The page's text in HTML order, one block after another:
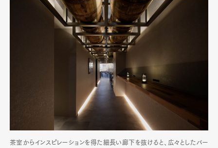
茶室からインスピレーションを得た細長い廊下を抜けると、広々としたバー